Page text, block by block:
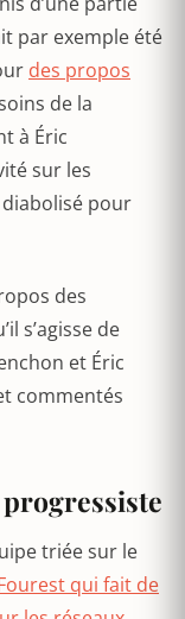
par exemple été
des propos
de la
à Éric
sur les
diabolisé pour
des
s’agisse de
et Éric
commentés
triée sur le
qui fait de